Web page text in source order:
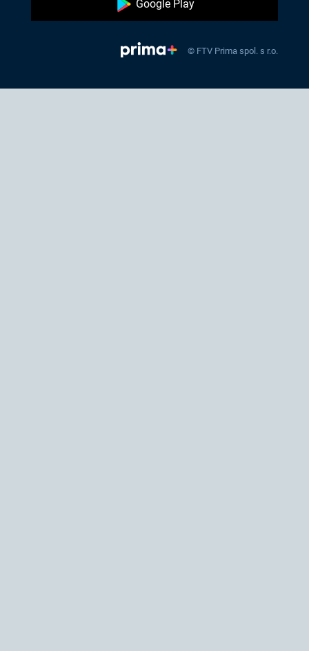
Google Play
© FTV Prima spol. s r.o.